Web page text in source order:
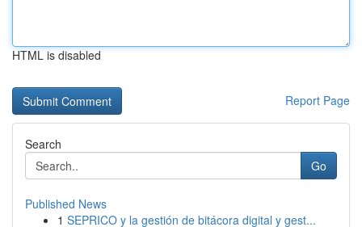
HTML is disabled
Report Page
Search
Go
Published News
1 SEPRICO y la gestión de bitácora digital y gest...